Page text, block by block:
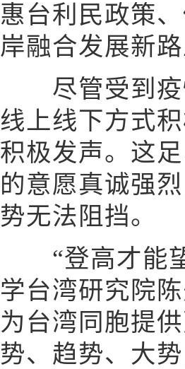
惠台利民政策
岸融合发展新
尽管受到疫
线上线下方式
积极发声。这
的意愿真诚强
势无法阻挡。
“登高才能望
学台湾研究院
为台湾同胞提
势、趋势、大